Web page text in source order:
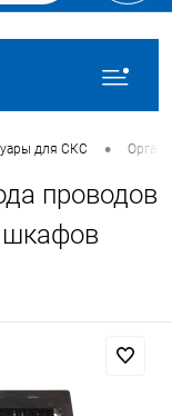
для СКС •
проводов
шкафов